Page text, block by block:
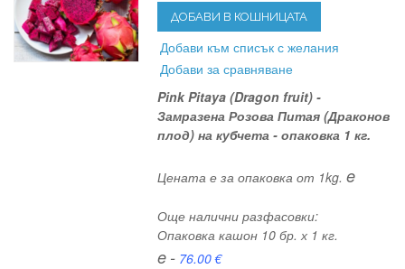
ДОБАВИ В КОШНИЦАТА
Добави към списък с желания
Добави за сравняване
Pink Pitaya (Dragon fruit) -
Замразена Розова Питая (Драконов
плод) на кубчета - опаковка 1 кг.
Цената е за опаковка от 1kg.e
Още налични разфасовки:
Опаковка кашон 10 бр. х 1 кг.
e - 76.00 €